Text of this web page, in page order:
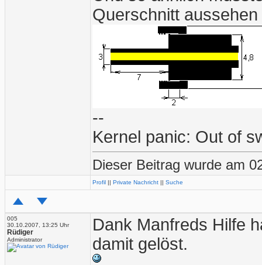
Querschnitt
--
Kernel panic: Out of
Dieser Beitrag wurde am
Profil || Private Nachricht || Suche
005
30.10.2007, 13:25 Uhr
Rüdiger
Administrator
Dank Manfreds Hilfe
damit gelöst.